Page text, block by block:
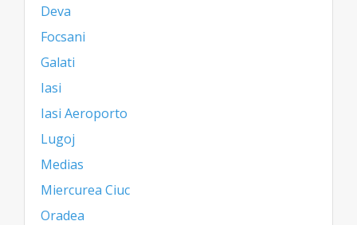
Deva
Focsani
Galati
Iasi
Iasi Aeroporto
Lugoj
Medias
Miercurea Ciuc
Oradea